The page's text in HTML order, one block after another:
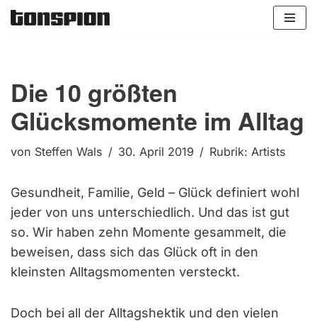
Die 10 größten
Glücksmomente im Alltag
von Steffen Wals 30. April 2019 Rubrik: Artists
Gesundheit, Familie, Geld – Glück definiert wohl
jeder von uns unterschiedlich. Und das ist gut
so. Wir haben zehn Momente gesammelt, die
beweisen, dass sich das Glück oft in den
kleinsten Alltagsmomenten versteckt.
Doch bei all der Alltagshektik und den vielen